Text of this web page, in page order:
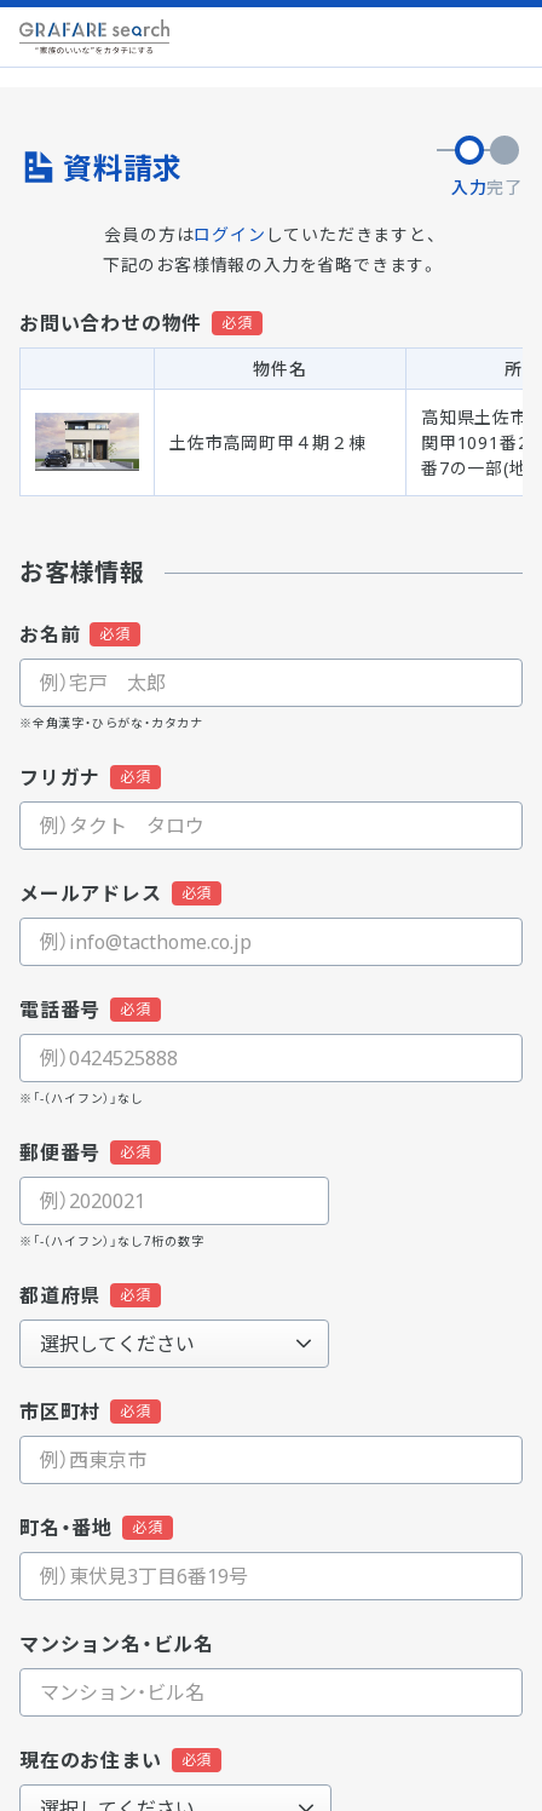
資料請求 入力完了
会員の方はログイン していただきますと、
下記のお客様情報の入力を省略できます。
お問い合わせの物件
物件名 所
土佐市高岡町甲４期２棟
高知県土佐市
関甲1091番2
番7の一部(地
お客様情報
お名前
※全角漢字・ひらがな・カタカナ
フリガナ
メールアドレス
電話番号
※「-（ハイフン）」なし
郵便番号
※「-（ハイフン）」なし7桁の数字
都道府県
市区町村
町名・番地
マンション名・ビル名
現在のお住まい